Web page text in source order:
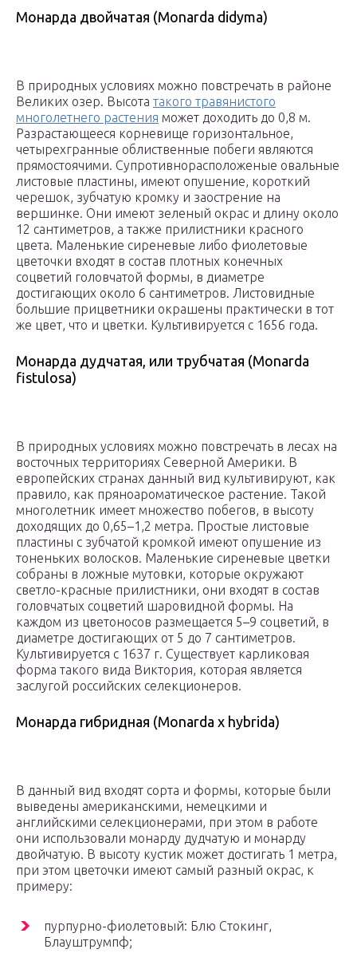
Монарда двойчатая (Monarda didyma)
В природных условиях можно повстречать в районе
Великих озер. Высота такого травянистого
многолетнего растения может доходить до 0,8 м.
Разрастающееся корневище горизонтальное,
четырехгранные облиственные побеги являются
прямостоячими. Супротивнорасположеные овальные
листовые пластины, имеют опушение, короткий
черешок, зубчатую кромку и заострение на
вершинке. Они имеют зеленый окрас и длину около
12 сантиметров, а также прилистники красного
цвета. Маленькие сиреневые либо фиолетовые
цветочки входят в состав плотных конечных
соцветий головчатой формы, в диаметре
достигающих около 6 сантиметров. Листовидные
большие прицветники окрашены практически в тот
же цвет, что и цветки. Культивируется с 1656 года.
Монарда дудчатая, или трубчатая (Monarda
fistulosa)
В природных условиях можно повстречать в лесах на
восточных территориях Северной Америки. В
европейских странах данный вид культивируют, как
правило, как пряноароматическое растение. Такой
многолетник имеет множество побегов, в высоту
доходящих до 0,65–1,2 метра. Простые листовые
пластины с зубчатой кромкой имеют опушение из
тоненьких волосков. Маленькие сиреневые цветки
собраны в ложные мутовки, которые окружают
светло-красные прилистники, они входят в состав
головчатых соцветий шаровидной формы. На
каждом из цветоносов размещается 5–9 соцветий, в
диаметре достигающих от 5 до 7 сантиметров.
Культивируется с 1637 г. Существует карликовая
форма такого вида Виктория, которая является
заслугой российских селекционеров.
Монарда гибридная (Monarda х hybrida)
В данный вид входят сорта и формы, которые были
выведены американскими, немецкими и
английскими селекционерами, при этом в работе
они использовали монарду дудчатую и монарду
двойчатую. В высоту кустик может достигать 1 метра,
при этом цветочки имеют самый разный окрас, к
примеру:
пурпурно-фиолетовый: Блю Стокинг,
Блауштрумпф;